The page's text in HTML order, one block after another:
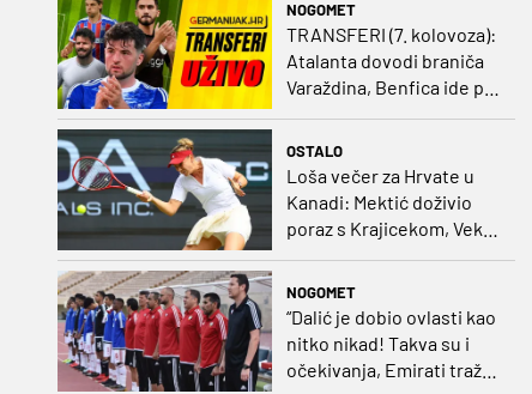
NOGOMET
TRANSFERI (7. kolovoza):
Atalanta dovodi braniča
Varaždina, Benfica ide po
Šutala
OSTALO
Loša večer za Hrvate u
Kanadi: Mektić doživio
poraz s Krajicekom, Vekić
NOGOMET
“Dalić je dobio ovlasti kao
nitko nikad! Takva su i
očekivanja, Emirati traže